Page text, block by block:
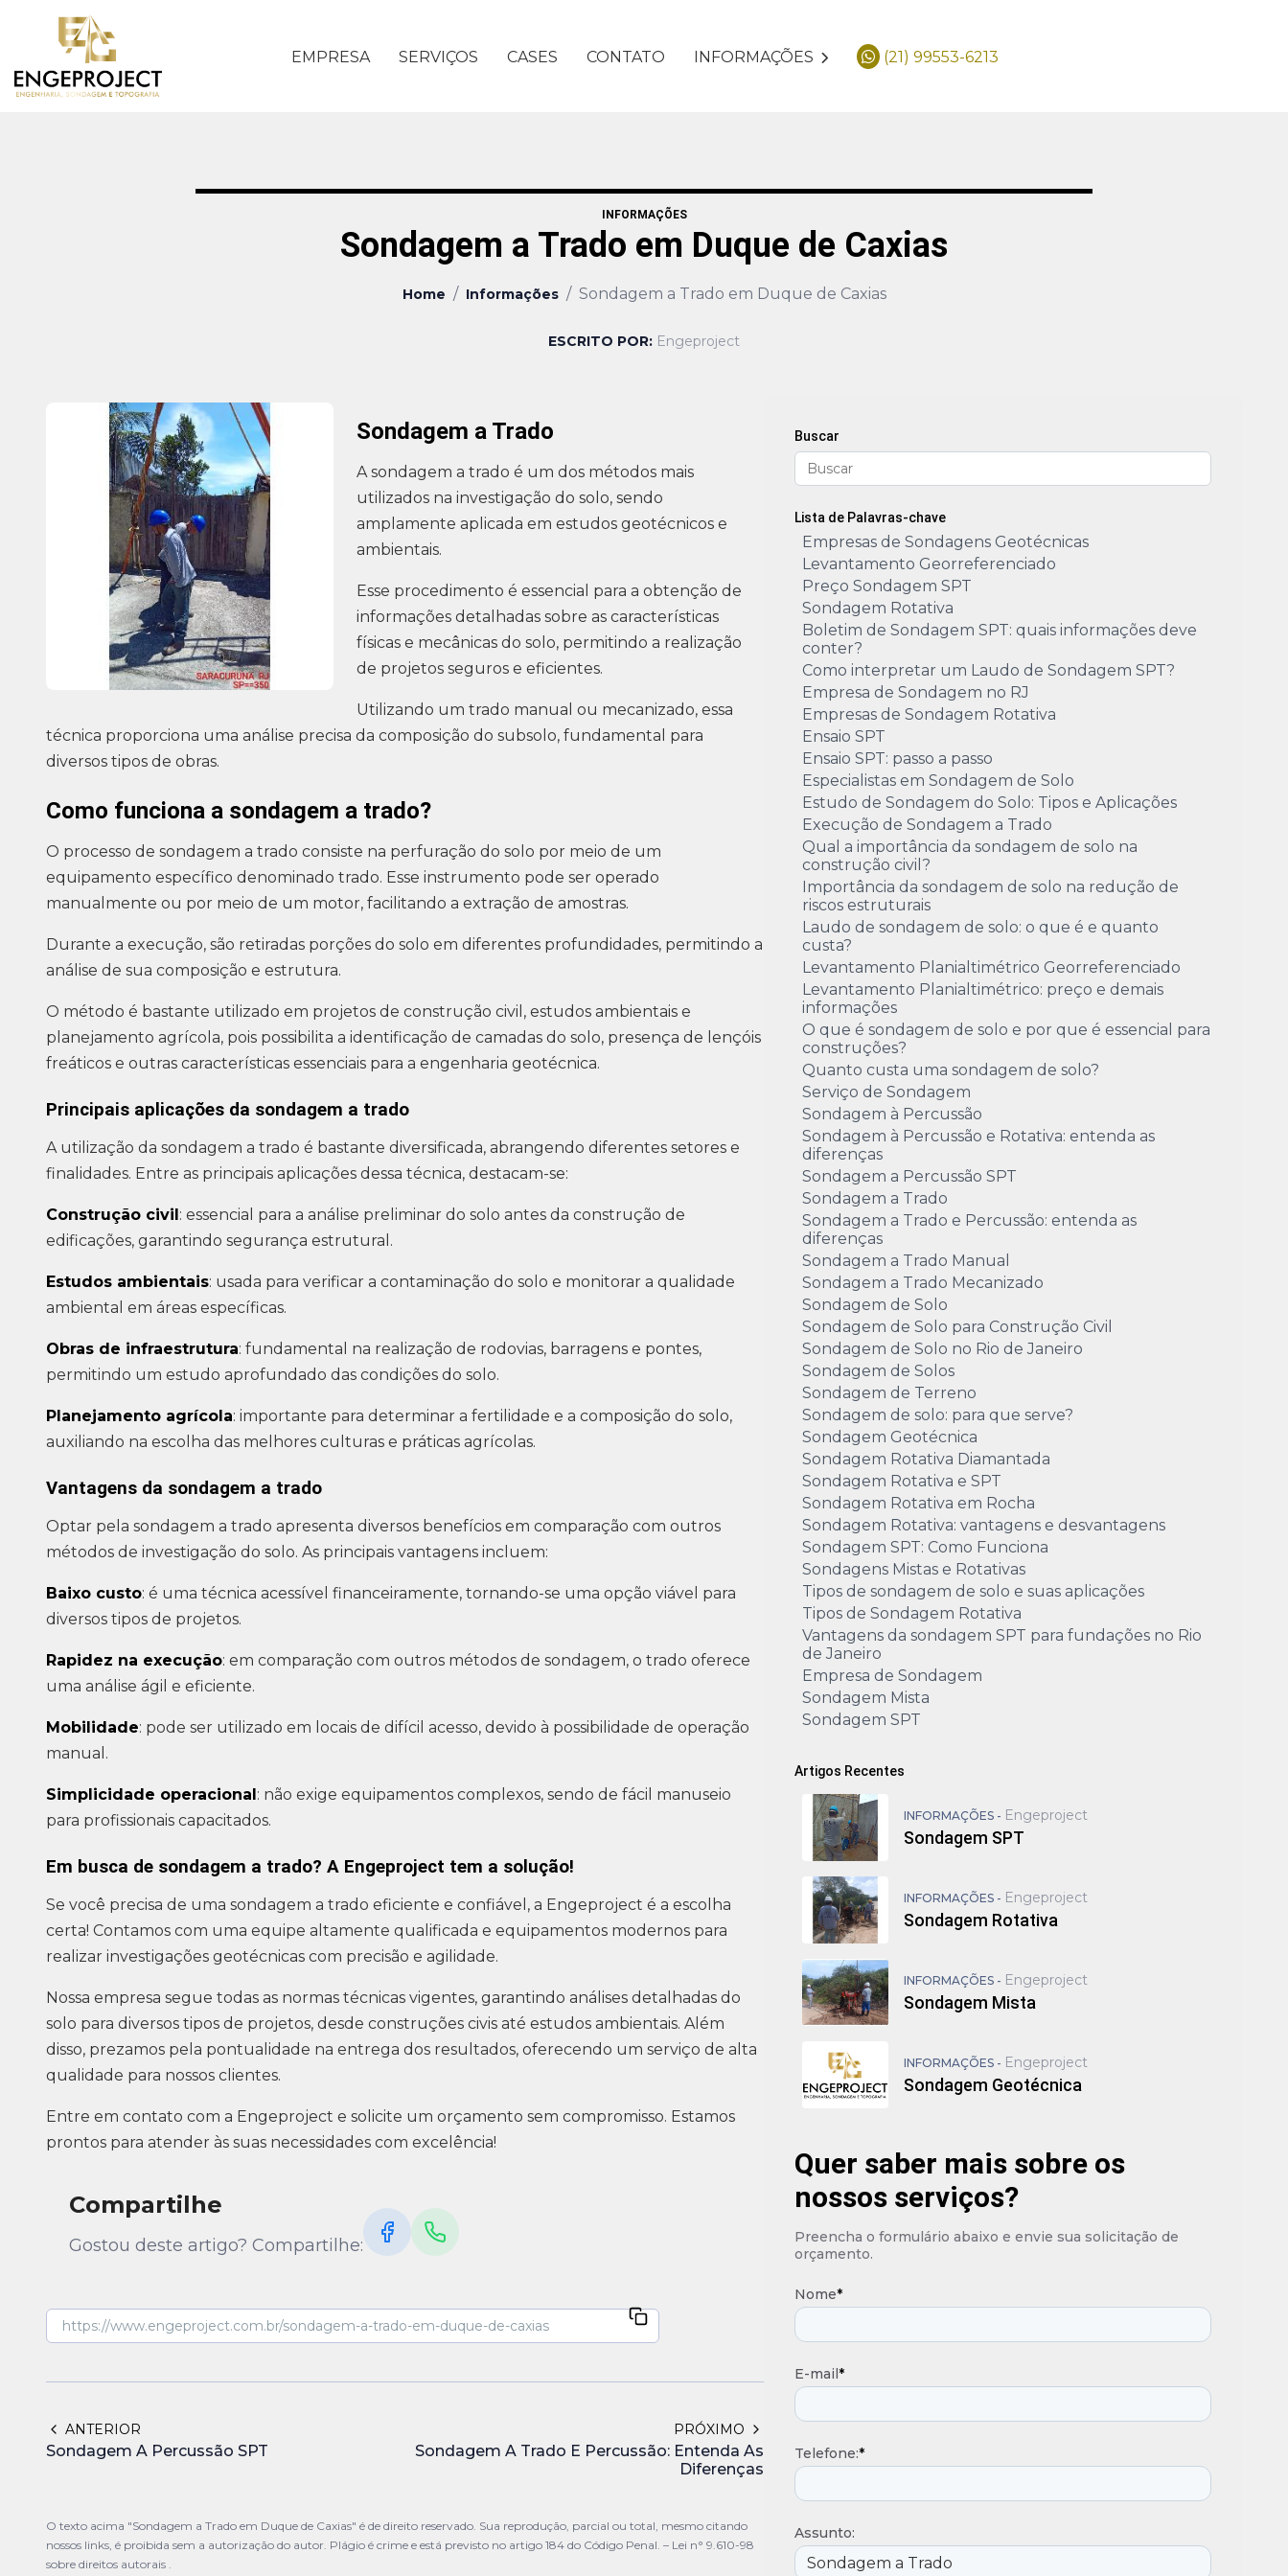
EMPRESA SERVIÇOS CASES CONTATO INFORMAÇÕES (21) 99553-6213
INFORMAÇÕES
Sondagem a Trado em Duque de Caxias
Home / Informações / Sondagem a Trado em Duque de Caxias
ESCRITO POR: Engeproject
Sondagem a Trado
A sondagem a trado é um dos métodos mais
utilizados na investigação do solo, sendo
amplamente aplicada em estudos geotécnicos e
ambientais.
Esse procedimento é essencial para a obtenção de
informações detalhadas sobre as características
físicas e mecânicas do solo, permitindo a realização
de projetos seguros e eficientes.
Utilizando um trado manual ou mecanizado, essa
técnica proporciona uma análise precisa da composição do subsolo, fundamental para
diversos tipos de obras.
Como funciona a sondagem a trado?
O processo de sondagem a trado consiste na perfuração do solo por meio de um
equipamento específico denominado trado. Esse instrumento pode ser operado
manualmente ou por meio de um motor, facilitando a extração de amostras.
Durante a execução, são retiradas porções do solo em diferentes profundidades, permitindo a
análise de sua composição e estrutura.
O método é bastante utilizado em projetos de construção civil, estudos ambientais e
planejamento agrícola, pois possibilita a identificação de camadas do solo, presença de lençóis
freáticos e outras características essenciais para a engenharia geotécnica.
Principais aplicações da sondagem a trado
A utilização da sondagem a trado é bastante diversificada, abrangendo diferentes setores e
finalidades. Entre as principais aplicações dessa técnica, destacam-se:
Construção civil : essencial para a análise preliminar do solo antes da construção de
edificações, garantindo segurança estrutural.
Estudos ambientais: usada para verificar a contaminação do solo e monitorar a qualidade
ambiental em áreas específicas.
Obras de infraestrutura: fundamental na realização de rodovias, barragens e pontes,
permitindo um estudo aprofundado das condições do solo.
Planejamento agrícola: importante para determinar a fertilidade e a composição do solo,
auxiliando na escolha das melhores culturas e práticas agrícolas.
Vantagens da sondagem a trado
Optar pela sondagem a trado apresenta diversos benefícios em comparação com outros
métodos de investigação do solo. As principais vantagens incluem:
Baixo custo: é uma técnica acessível financeiramente, tornando-se uma opção viável para
diversos tipos de projetos.
Rapidez na execução: em comparação com outros métodos de sondagem, o trado oferece
uma análise ágil e eficiente.
Mobilidade: pode ser utilizado em locais de difícil acesso, devido à possibilidade de operação
manual.
Simplicidade operacional : não exige equipamentos complexos, sendo de fácil manuseio
para profissionais capacitados.
Em busca de sondagem a trado? A Engeproject tem a solução!
Se você precisa de uma sondagem a trado eficiente e confiável, a Engeproject é a escolha
certa! Contamos com uma equipe altamente qualificada e equipamentos modernos para
realizar investigações geotécnicas com precisão e agilidade.
Nossa empresa segue todas as normas técnicas vigentes, garantindo análises detalhadas do
solo para diversos tipos de projetos, desde construções civis até estudos ambientais. Além
disso, prezamos pela pontualidade na entrega dos resultados, oferecendo um serviço de alta
qualidade para nossos clientes.
Entre em contato com a Engeproject e solicite um orçamento sem compromisso. Estamos
prontos para atender às suas necessidades com excelência!
Compartilhe
Gostou deste artigo? Compartilhe:
ANTERIOR
Sondagem A Percussão SPT
PRÓXIMO
Sondagem A Trado E Percussão: Entenda As
Diferenças
O texto acima "Sondagem a Trado em Duque de Caxias" é de direito reservado. Sua reprodução, parcial ou total, mesmo citando
nossos links, é proibida sem a autorização do autor. Plágio é crime e está previsto no artigo 184 do Código Penal. – Lei n° 9.610-98
sobre direitos autorais .
Buscar
Lista de Palavras-chave
Empresas de Sondagens Geotécnicas
Levantamento Georreferenciado
Preço Sondagem SPT
Sondagem Rotativa
Boletim de Sondagem SPT: quais informações deve
conter?
Como interpretar um Laudo de Sondagem SPT?
Empresa de Sondagem no RJ
Empresas de Sondagem Rotativa
Ensaio SPT
Ensaio SPT: passo a passo
Especialistas em Sondagem de Solo
Estudo de Sondagem do Solo: Tipos e Aplicações
Execução de Sondagem a Trado
Qual a importância da sondagem de solo na
construção civil?
Importância da sondagem de solo na redução de
riscos estruturais
Laudo de sondagem de solo: o que é e quanto
custa?
Levantamento Planialtimétrico Georreferenciado
Levantamento Planialtimétrico: preço e demais
informações
O que é sondagem de solo e por que é essencial para
construções?
Quanto custa uma sondagem de solo?
Serviço de Sondagem
Sondagem à Percussão
Sondagem à Percussão e Rotativa: entenda as
diferenças
Sondagem a Percussão SPT
Sondagem a Trado
Sondagem a Trado e Percussão: entenda as
diferenças
Sondagem a Trado Manual
Sondagem a Trado Mecanizado
Sondagem de Solo
Sondagem de Solo para Construção Civil
Sondagem de Solo no Rio de Janeiro
Sondagem de Solos
Sondagem de Terreno
Sondagem de solo: para que serve?
Sondagem Geotécnica
Sondagem Rotativa Diamantada
Sondagem Rotativa e SPT
Sondagem Rotativa em Rocha
Sondagem Rotativa: vantagens e desvantagens
Sondagem SPT: Como Funciona
Sondagens Mistas e Rotativas
Tipos de sondagem de solo e suas aplicações
Tipos de Sondagem Rotativa
Vantagens da sondagem SPT para fundações no Rio
de Janeiro
Empresa de Sondagem
Sondagem Mista
Sondagem SPT
Artigos Recentes
INFORMAÇÕES - Engeproject
Sondagem SPT
INFORMAÇÕES - Engeproject
Sondagem Rotativa
INFORMAÇÕES - Engeproject
Sondagem Mista
INFORMAÇÕES - Engeproject
Sondagem Geotécnica
Quer saber mais sobre os
nossos serviços?
Preencha o formulário abaixo e envie sua solicitação de
orçamento.
Nome*
E-mail *
Telefone:*
Assunto: